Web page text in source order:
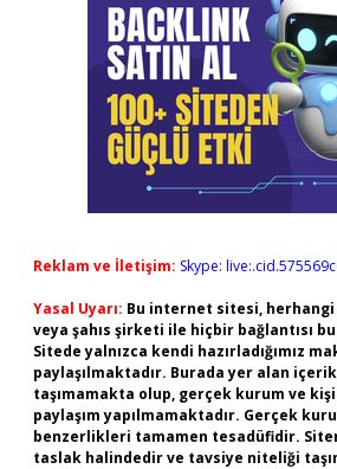
Reklam ve İletişim: Skype:
Yasal Uyarı: Bu internet sitesi,
veya şahıs şirketi ile hiçbir bağlantısı
Sitede yalnızca kendi hazırladığımız
paylaşılmaktadır. Burada yer alan
taşımamakta olup, gerçek kurum ve
paylaşım yapılmamaktadır. Gerçek
benzerlikleri tamamen tesadüfidir.
taslak halindedir ve tavsiye niteliği